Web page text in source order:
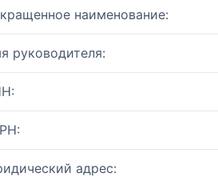
наименование:
руководителя:
адрес: